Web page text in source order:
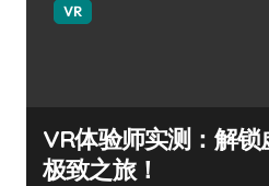
VR
VR体验师实测：解
极致之旅！